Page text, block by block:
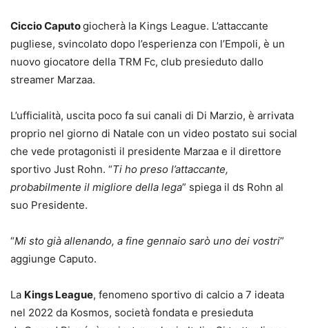
Ciccio Caputogiocherà la Kings League. L’attaccante
pugliese, svincolato dopo l’esperienza con l’Empoli, è un
nuovo giocatore della TRM Fc, club presieduto dallo
streamer Marzaa.
L’ufficialità, uscita poco fa sui canali di Di Marzio, è arrivata
proprio nel giorno di Natale con un video postato sui social
che vede protagonisti il presidente Marzaa e il direttore
sportivo Just Rohn. “Ti ho preso l’attaccante,
probabilmente il migliore della lega” spiega il ds Rohn al
suo Presidente.
“Mi sto già allenando, a fine gennaio sarò uno dei vostri”
aggiunge Caputo.
La Kings League, fenomeno sportivo di calcio a 7 ideata
nel 2022 da Kosmos, società fondata e presieduta